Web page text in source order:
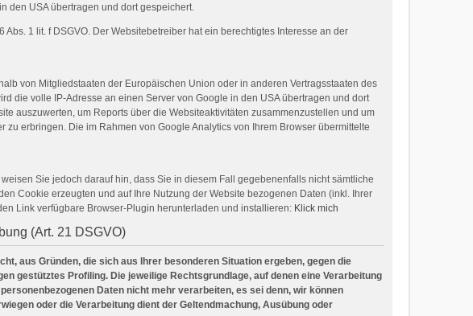
den USA übertragen und dort gespeichert.
1 lit. f DSGVO. Der Websitebetreiber hat ein berechtigtes Interesse an der
von Mitgliedstaaten der Europäischen Union oder in anderen Vertragsstaaten des
die volle IP-Adresse an einen Server von Google in den USA übertragen und dort
auszuwerten, um Reports über die Websiteaktivitäten zusammenzustellen und um
erbringen. Die im Rahmen von Google Analytics von Ihrem Browser übermittelte
Sie jedoch darauf hin, dass Sie in diesem Fall gegebenenfalls nicht sämtliche
Cookie erzeugten und auf Ihre Nutzung der Website bezogenen Daten (inkl. Ihrer
Link verfügbare Browser-Plugin herunterladen und installieren: Klick mich
(Art. 21 DSGVO)
aus Gründen, die sich aus Ihrer besonderen Situation ergeben, gegen die
gestütztes Profiling. Die jeweilige Rechtsgrundlage, auf denen eine Verarbeitung
Daten nicht mehr verarbeiten, es sei denn, wir können
oder die Verarbeitung dient der Geltendmachung, Ausübung oder